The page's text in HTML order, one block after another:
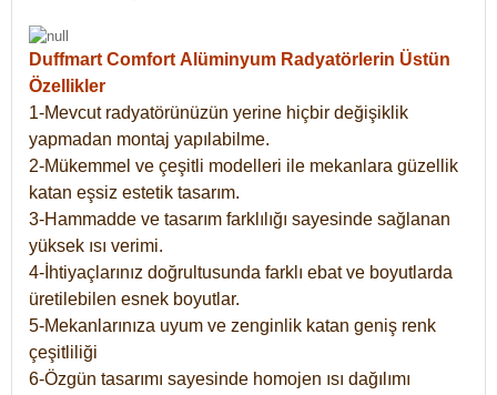
Duffmart Comfort Alüminyum Radyatörlerin Üstün
Özellikler
1-Mevcut radyatörünüzün yerine hiçbir değişiklik
yapmadan montaj yapılabilme.
2-Mükemmel ve çeşitli modelleri ile mekanlara güzellik
katan eşsiz estetik tasarım.
3-Hammadde ve tasarım farklılığı sayesinde sağlanan
yüksek ısı verimi.
4-İhtiyaçlarınız doğrultusunda farklı ebat ve boyutlarda
üretilebilen esnek boyutlar.
5-Mekanlarınıza uyum ve zenginlik katan geniş renk
çeşitliliği
6-Özgün tasarımı sayesinde homojen ısı dağılımı